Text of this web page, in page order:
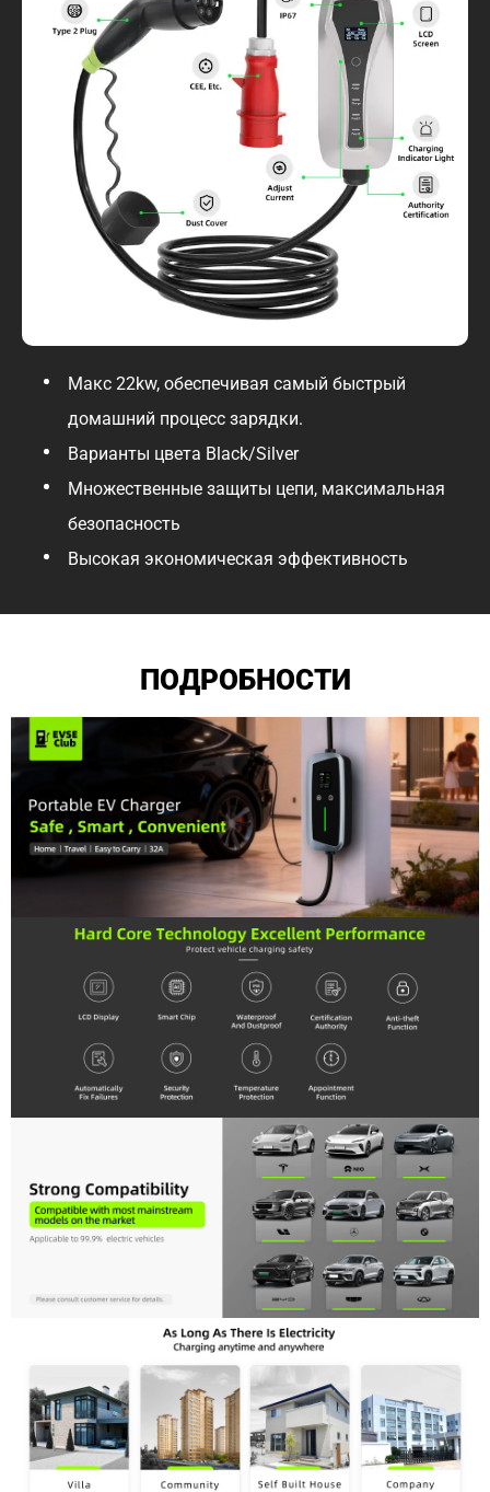
Макс 22kw, обеспечивая самый быстрый
домашний процесс зарядки.
Варианты цвета Black/Silver
Множественные защиты цепи, максимальная
безопасность
Высокая экономическая эффективность
ПОДРОБНОСТИ